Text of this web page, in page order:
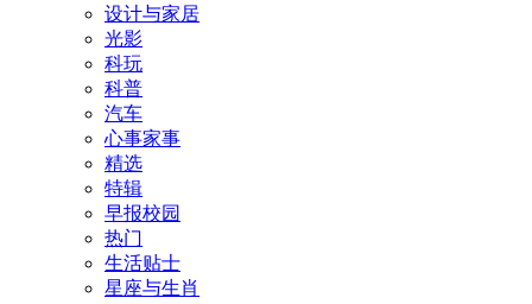
设计与家居
光影
科玩
科普
汽车
心事家事
精选
特辑
早报校园
热门
生活贴士
星座与生肖